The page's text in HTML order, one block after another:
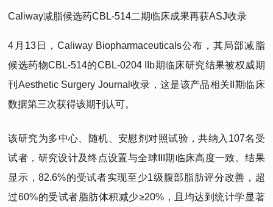
Caliway减脂候选药CBL-514二期临床成果再获ASJ收录
4月13日，Caliway Biopharmaceuticals公布，其局部减脂
候选药物CBL-514的CBL-0204 IIb期临床研究结果被权威期
刊Aesthetic Surgery Journal收录，这是该产品相关II期临床
数据第三次获得该期刊认可。
该研究为多中心、随机、安慰剂对照试验，共纳入107名受
试者，研究设计及终点设置与全球III期临床高度一致。结果
显示，82.6%的受试者实现至少1级腹部脂肪评分改善，超
过60%的受试者脂肪体积减少≥20%，且均达到统计学显著